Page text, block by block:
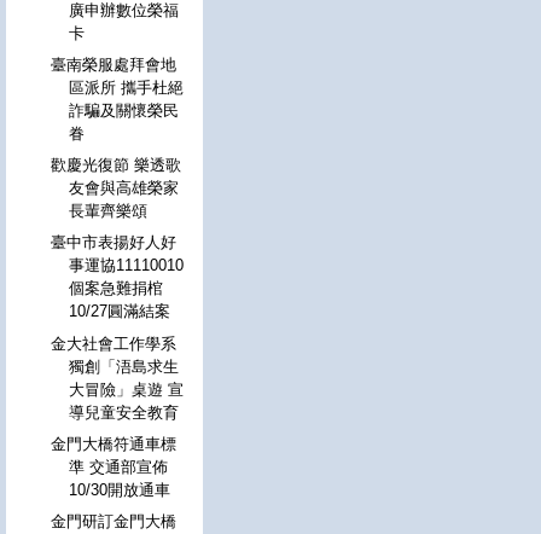
廣申辦數位榮福
卡
臺南榮服處拜會地
區派所 攜手杜絕
詐騙及關懷榮民
眷
歡慶光復節 樂透歌
友會與高雄榮家
長輩齊樂頌
臺中市表揚好人好
事運協11110010
個案急難捐棺
10/27圓滿結案
金大社會工作學系
獨創「浯島求生
大冒險」桌遊 宣
導兒童安全教育
金門大橋符通車標
準 交通部宣佈
10/30開放通車
金門研訂金門大橋